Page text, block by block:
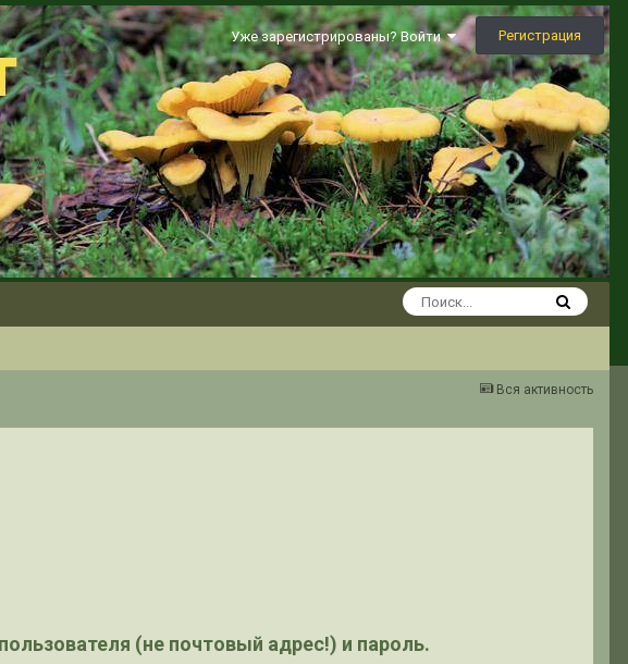
Уже зарегистрированы? Войти Регистрация
Вся активность
(не почтовый адрес!) и пароль.